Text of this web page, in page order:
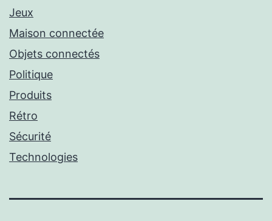
Jeux
Maison connectée
Objets connectés
Politique
Produits
Rétro
Sécurité
Technologies